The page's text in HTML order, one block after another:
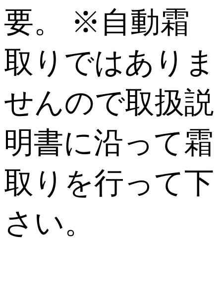
要。 ※自動霜
取りではありま
せんので取扱説
明書に沿って霜
取りを行って下
さい。